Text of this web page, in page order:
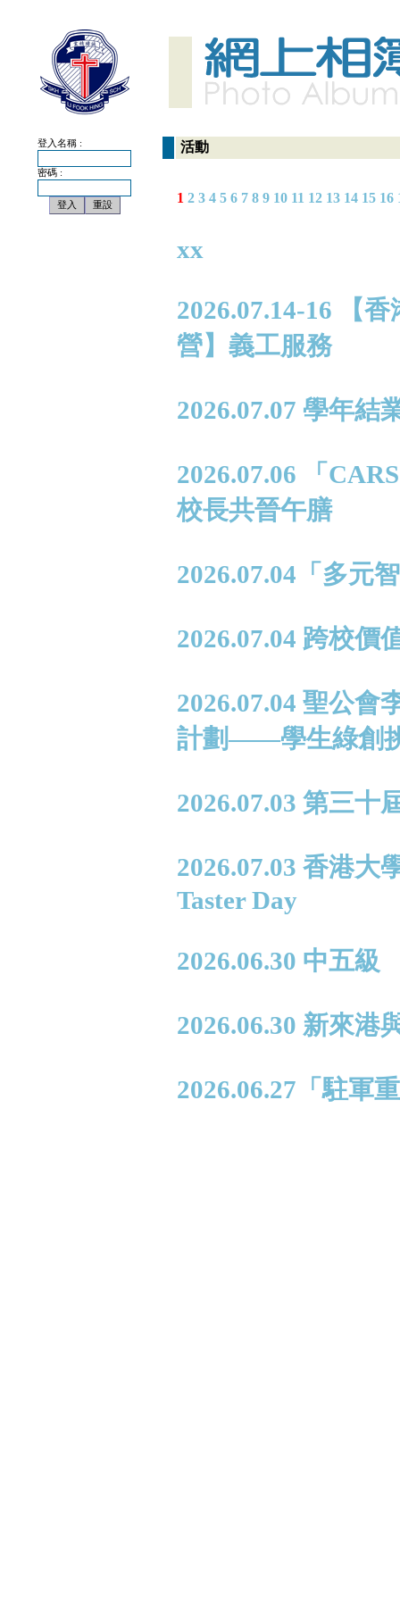
登入名稱 :
密碼 :
活動
1 2 3 4 5 6 7 8 9 10 11 12 13 14 15 16
xx
2026.07.14-16 【
營】義工服務
2026.07.07 學年結
2026.07.06 「
校長共晉午膳
2026.07.04「多元
2026.07.04 跨校價
2026.07.04 聖公會
計劃——學生綠創
2026.07.03 第三十
2026.07.03 香港
Taster Day
2026.06.30 中五級
2026.06.30 新來港
2026.06.27「駐軍